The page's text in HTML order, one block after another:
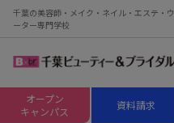
千葉の美容師・メイク・ネイル・エステ・
ーター専門学校
オープン
キャンパス
資料請求